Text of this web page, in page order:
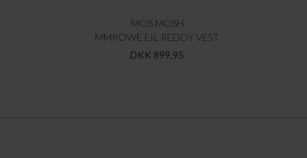
MOS MOSH
MMROWE EIL REDDY VEST
DKK 899,95